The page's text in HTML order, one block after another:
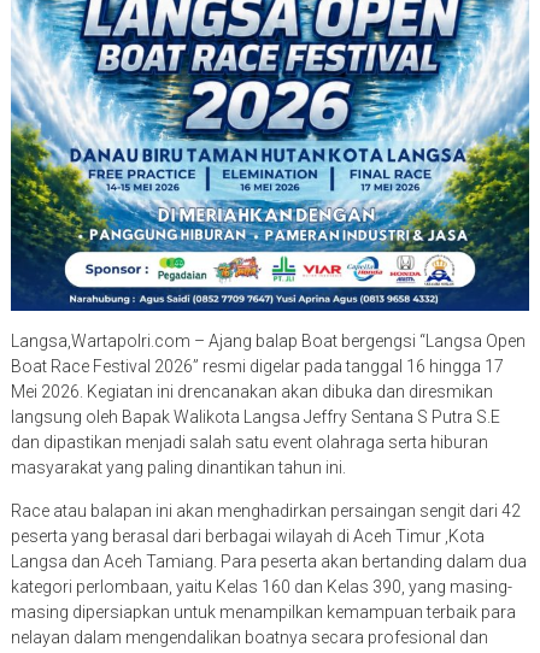
Langsa,Wartapolri.com – Ajang balap Boat bergengsi “Langsa Open
Boat Race Festival 2026” resmi digelar pada tanggal 16 hingga 17
Mei 2026. Kegiatan ini drencanakan akan dibuka dan diresmikan
langsung oleh Bapak Walikota Langsa Jeffry Sentana S Putra S.E
dan dipastikan menjadi salah satu event olahraga serta hiburan
masyarakat yang paling dinantikan tahun ini.
Race atau balapan ini akan menghadirkan persaingan sengit dari 42
peserta yang berasal dari berbagai wilayah di Aceh Timur ,Kota
Langsa dan Aceh Tamiang. Para peserta akan bertanding dalam dua
kategori perlombaan, yaitu Kelas 160 dan Kelas 390, yang masing-
masing dipersiapkan untuk menampilkan kemampuan terbaik para
nelayan dalam mengendalikan boatnya secara profesional dan